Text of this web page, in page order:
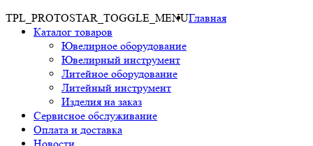
TPL_PROTOSTAR_TOGGLE_MENUГлавная
Каталог товаров
Ювелирное оборудование
Ювелирный инструмент
Литейное оборудование
Литейный инструмент
Изделия на заказ
Сервисное обслуживание
Оплата и доставка
Новости